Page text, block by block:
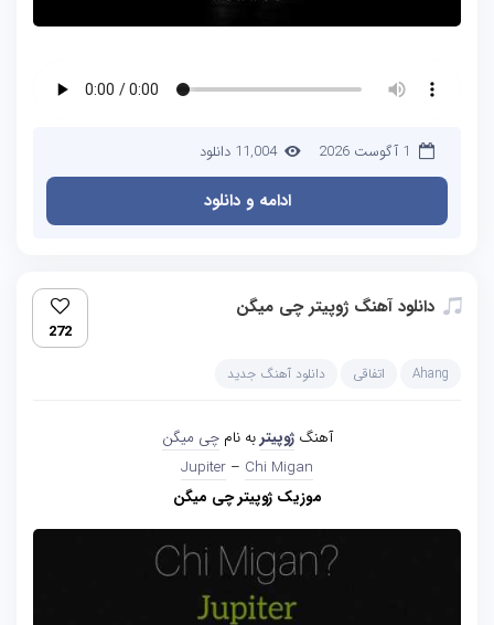
1 آگوست 2026 11,004 دانلود
ادامه و دانلود
دانلود آهنگ ژوپیتر چی میگن
272
Ahang اتفاقی دانلود آهنگ جدید
آهنگژوپیتربه نامچی میگن
Jupiter – Chi Migan
موزیک ژوپیتر چی میگن